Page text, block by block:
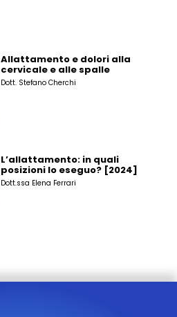
Allattamento e dolori alla
cervicale e alle spalle
Dott. Stefano Cherchi
L’allattamento: in quali
posizioni lo eseguo? [2024]
Dott.ssa Elena Ferrari